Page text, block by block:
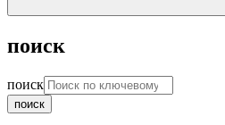
поиск
поиск